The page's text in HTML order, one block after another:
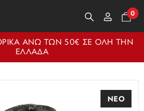
0
ΑΝΩ ΤΩΝ 50€ ΣΕ ΟΛΗ ΤΗΝ
ΕΛΛΑΔΑ
ΝΕΟ